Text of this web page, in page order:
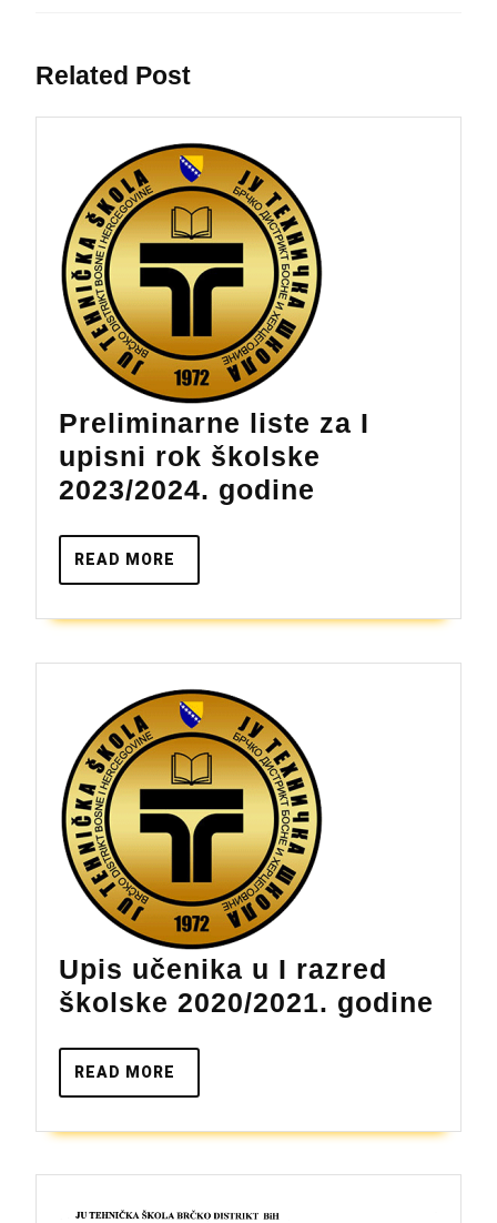
Related Post
Preliminarne liste za I
upisni rok školske
2023/2024. godine
upisni
rok
READ MORE
MORE
Upis učenika u I razred
školske 2020/2021. godine
READ MORE
MORE